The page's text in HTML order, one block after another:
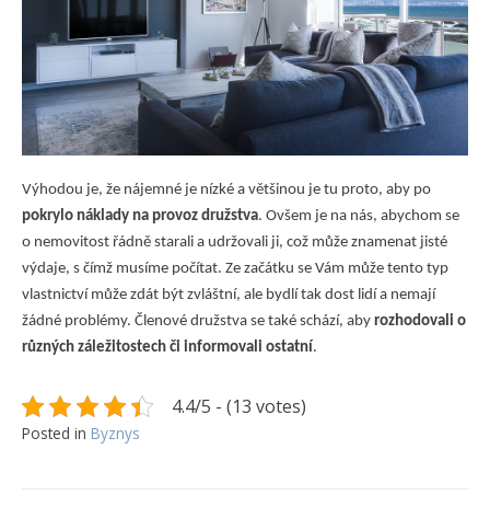
Výhodou je, že nájemné je nízké a většinou je tu proto, aby po
pokrylo náklady na provoz družstva. Ovšem je na nás, abychom se
o nemovitost řádně starali a udržovali ji, což může znamenat jisté
výdaje, s čímž musíme počítat. Ze začátku se Vám může tento typ
vlastnictví může zdát být zvláštní, ale bydlí tak dost lidí a nemají
žádné problémy. Členové družstva se také schází, aby rozhodovali o
různých záležitostech či informovali ostatní.
4.4/5 - (13 votes)
Posted in Byznys